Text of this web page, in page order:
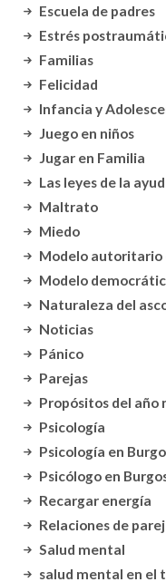
Escuela de padres
Estrés
Familias
Felicidad
Infancia y
Juego en niños
Jugar en Familia
Las leyes de la
Maltrato
Miedo
Modelo autoritario
Modelo
Naturaleza del
Noticias
Pánico
Parejas
Propósitos del año
Psicología
Psicología en
Psicólogo en
Recargar energía
Relaciones de
Salud mental
salud mental en el